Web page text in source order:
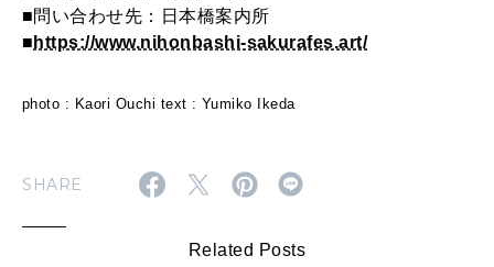
■問い合わせ先：日本橋案内所
■ https://www.nihonbashi-sakurafes.art/
photo : Kaori Ouchi text : Yumiko Ikeda
SHARE
Related Posts